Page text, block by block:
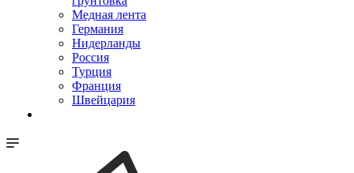
Медная лента
Германия
Нидерланды
Россия
Турция
Франция
Швейцария